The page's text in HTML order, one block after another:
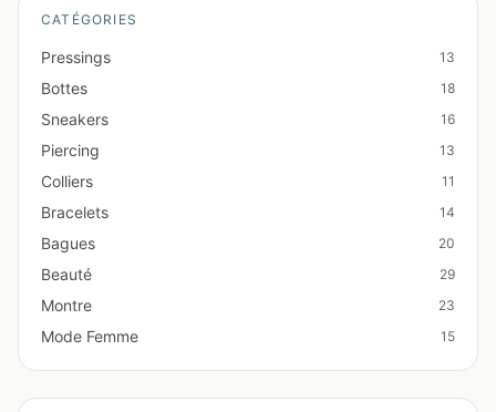
CATÉGORIES
Pressings 13
Bottes 18
Sneakers 16
Piercing 13
Colliers 11
Bracelets 14
Bagues 20
Beauté 29
Montre 23
Mode Femme 15